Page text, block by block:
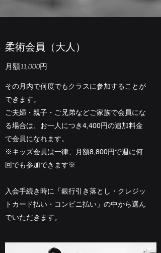
​​柔術会員（大人）
​​月額11,000円
その月内で何度でもクラスに参加することが
できます。
ご夫婦・親子・ご兄弟などご家族で会員にな
る場合は、お一人につき4,400円の追加料金
で会員になれます。
※キッズ会員は一律、月額8,800円で週に何
回でも参加できます※
​​入会手続き時に「銀行引き落とし・クレジッ
トカード払い・コンビニ払い」の中から選ん
でいただきます。